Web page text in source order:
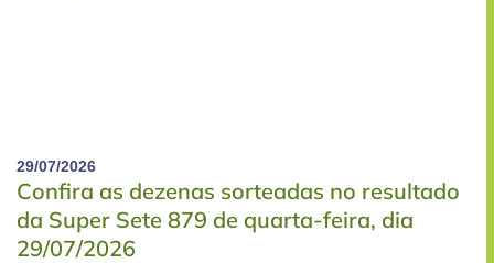
29/07/2026
Confira as dezenas sorteadas no resultado
da Super Sete 879 de quarta-feira, dia
29/07/2026